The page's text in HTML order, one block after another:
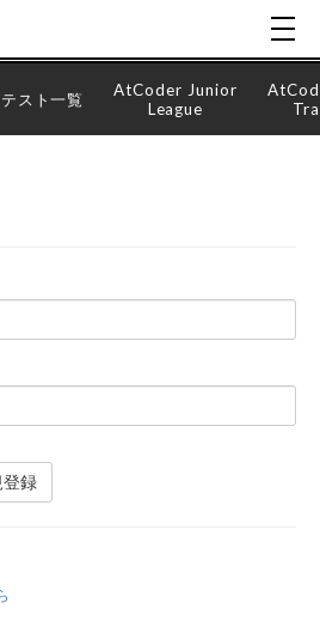
スト一覧
AtCoder Junior
League
登録